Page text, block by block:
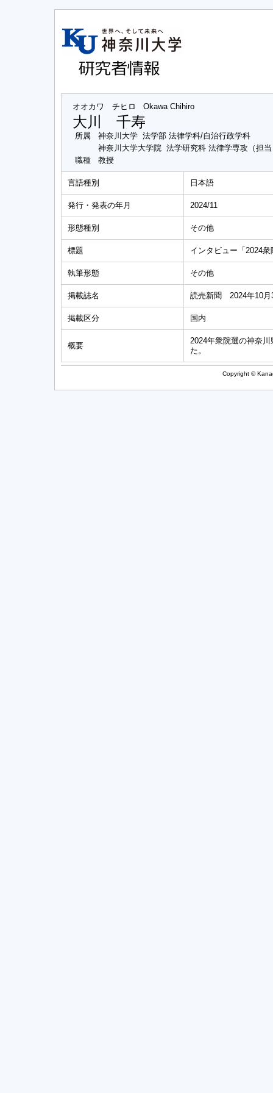
オオカワ チヒロ Okawa Chihiro
大川 千寿
所属
神奈川大学 法学部 法律学科/自治行政学科
神奈川大学大学院 法学研究科 法律学専攻（担
職種
教授
言語種別 日本語
発行・発表の年月 2024/11
形態種別 その他
標題 インタビュー「2024
執筆形態 その他
掲載誌名 読売新聞 2024年10月
掲載区分 国内
概要
2024年衆院選の神奈
た。
Copyright ©